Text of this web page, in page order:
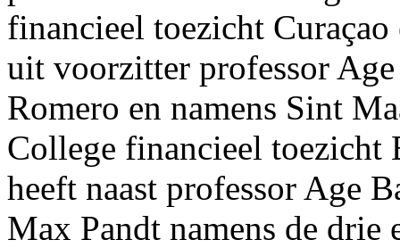
financieel toezicht
uit voorzitter professor
Romero en namens Sint
College financieel toezicht
heeft naast professor Age
Max Pandt namens de